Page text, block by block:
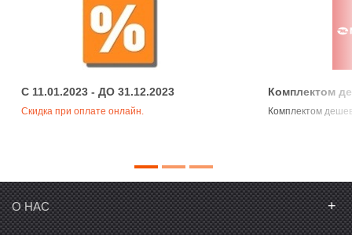
C 11.01.2023 - ДО 31.12.2023
Скидка при оплате онлайн.
Комплектом
Комплектом
О НАС +